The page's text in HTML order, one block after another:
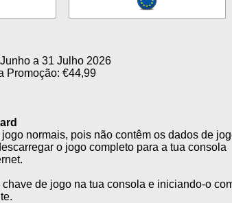
a 31 Julho 2026
Promoção: €44,99
normais, pois não contêm os dados de
o jogo completo para a tua consola
de jogo na tua consola e iniciando-o